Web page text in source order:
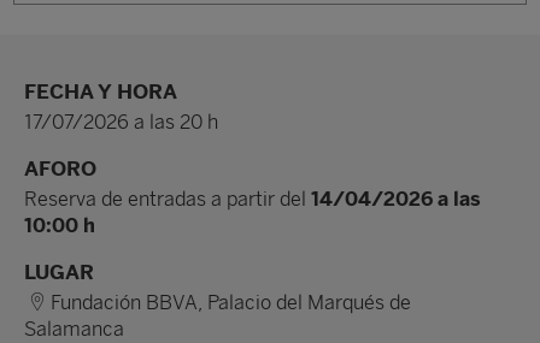
FECHA Y HORA
17/07/2026 a las 20 h
AFORO
Reserva de entradas a partir del 14/04/2026 a las
10:00 h
LUGAR
Fundación BBVA, Palacio del Marqués de
Salamanca